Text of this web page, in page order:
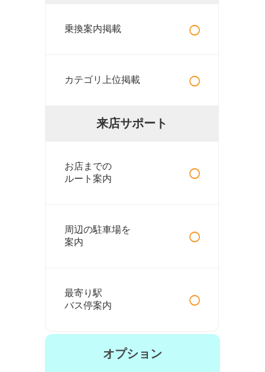
乗換案内掲載 ○
カテゴリ上位掲載 ○
来店サポート
お店までの
ルート案内
○
周辺の駐車場を
案内
○
最寄り駅
バス停案内
○
オプション